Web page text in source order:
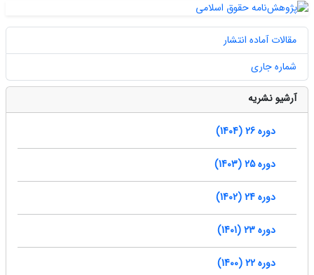
مقالات آماده انتشار
شماره جاری
آرشیو نشریه
دوره 26 (1404)
دوره 25 (1403)
دوره 24 (1402)
دوره 23 (1401)
دوره 22 (1400)